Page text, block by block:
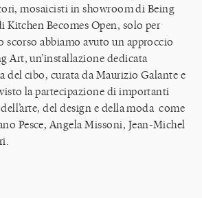
mosaicisti in showroom di Being
Kitchen Becomes Open, solo per
scorso abbiamo avuto un approccio
Art, un’installazione dedicata
del cibo, curata da Maurizio Galante e
la partecipazione di importanti
del design e della moda come
Pesce, Angela Missoni, Jean-Michel